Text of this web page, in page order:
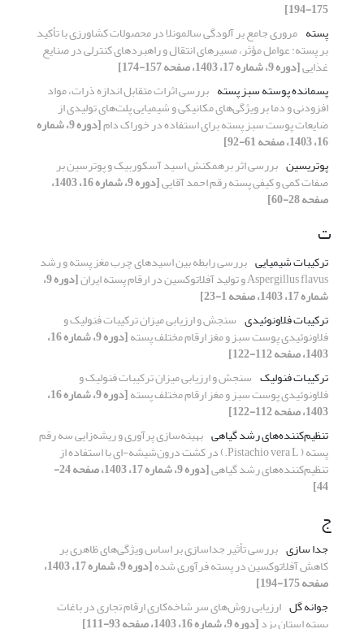
175-194]
پسته مروری جامع بر آلودگی سالمونلا در محصولات کشاورزی با تأکید
بر پسته: عوامل مؤثر، مسیرهای انتقال و راهبردهای کنترلی در صنایع
غذایی[دوره 9، شماره 17، 1403، صفحه 157-174]
پسمانده پوسته سبز پسته بررسی اثرات متقابل اندازه ذرات، مواد
افزودنی و دما بر ویژگی‌های مکانیکی و شیمیایی پلت‌های تولیدی از
ضایعات پوست سبز پسته برای استفاده در خوراک دام [دوره 9، شماره
16، 1403، صفحه 61-92]
پوتریسین بررسی اثر برهمکنش اسید آسکوربیک و پوترسین بر
صفات کمی و کیفی پسته رقم احمد آقایی [دوره 9، شماره 16، 1403،
صفحه 28-60]
ت
ترکیبات شیمیایی بررسی رابطه بین اسیدهای چرب مغز پسته و رشد
Aspergillus flavus و تولید آفلاتوکسین در ارقام پسته ایران [دوره 9،
شماره 17، 1403، صفحه 1-23]
ترکیبات فلاونوئیدی سنجش و ارزیابی میزان ترکیبات فنولیک و
فلاونوئیدی پوست سبز و مغز ارقام مختلف پسته [دوره 9، شماره 16،
1403، صفحه 112-122]
ترکیبات فنولیک سنجش و ارزیابی میزان ترکیبات فنولیک و
فلاونوئیدی پوست سبز و مغز ارقام مختلف پسته [دوره 9، شماره 16،
1403، صفحه 112-122]
تنظیم‌کننده‌های رشد گیاهی بهینه‌سازی پرآوری و ریشه‌زایی سه رقم
پسته ( Pistachio vera L.) در کشت درون‌شیشه-ای با استفاده از
تنظیم‌کننده‌های رشد گیاهی [دوره 9، شماره 17، 1403، صفحه 24-
44]
ج
جدا سازی بررسی تأثیر جداسازی بر اساس ویژگی‌های ظاهری بر
کاهش آفلاتوکسین در پسته فرآوری شده [دوره 9، شماره 17، 1403،
صفحه 175-194]
جوانه گل ارزیابی روش‌های سر شاخه‌کاری ارقام تجاری در باغات
پسته استان یزد[دوره 9، شماره 16، 1403، صفحه 93-111]